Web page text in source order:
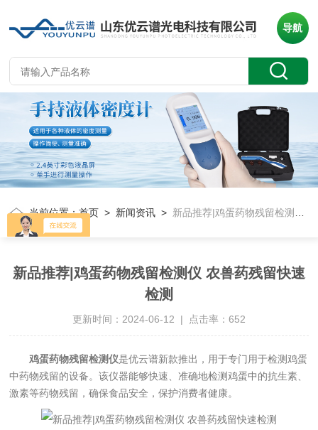
导航
当前位置：首页 > 新闻资讯 > 新品推荐|鸡蛋药物残留检测仪 农兽药残留快速检测
新品推荐|鸡蛋药物残留检测仪 农兽药残留快速
检测
更新时间：2024-06-12 | 点击率：652
鸡蛋药物残留检测仪是优云谱新款推出，用于专门用于检测鸡蛋
中药物残留的设备。该仪器能够快速、准确地检测鸡蛋中的抗生素、
激素等药物残留，确保食品安全，保护消费者健康。